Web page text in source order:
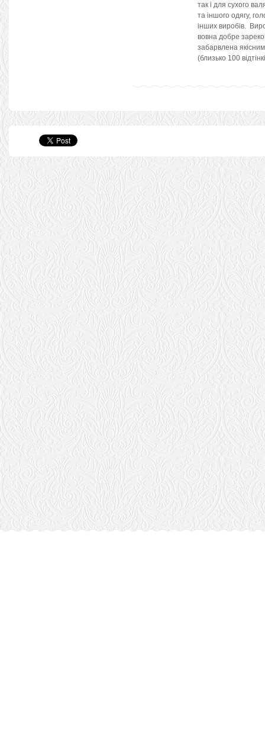
так і для сухого
та іншого одягу,
інших виробів.
вовна добре
забарвлена
(близько 100